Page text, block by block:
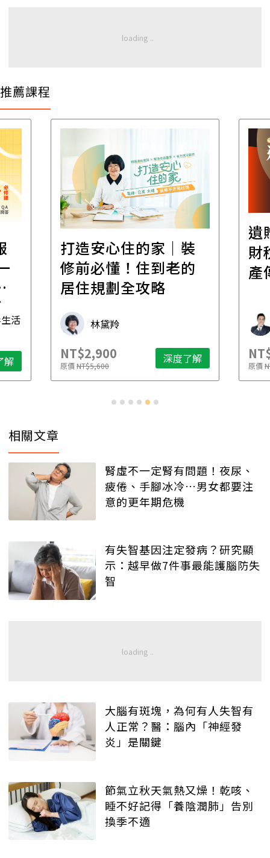
推薦課程
活
解
打造安心住的家｜裝
修前必懂！住到老的
居住規劃全攻略
林黛羚
NT$2,900
原價NT$5,600 深度了解
遺
財
產
原價
相關文章
腎虛不一定腎有問題！夜尿、
疲倦、手腳冰冷…男女都要注
意的更年期危機
有失智基因注定發病？研究顯
示：越早做7件事最能護腦防失
智
大腦有斑塊，為何有人失智有
人正常？醫：腦內「神經發
炎」是關鍵
節氣立秋天氣熱又燥！乾咳、
睡不好記得「養陰潤肺」告別
換季不適